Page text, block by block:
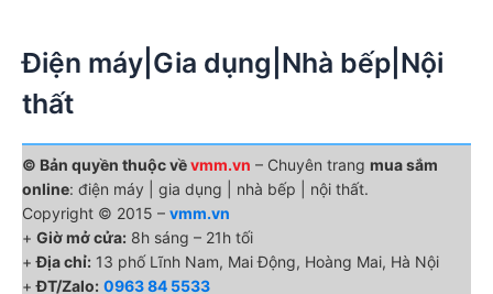
Điện máy|Gia dụng|Nhà bếp|Nội
thất
© Bản quyền thuộc vềvmm.vn – Chuyên trang mua sắm
online: điện máy | gia dụng | nhà bếp | nội thất.
Copyright © 2015 – vmm.vn
+ Giờ mở cửa: 8h sáng – 21h tối
+Địa chỉ: 13 phố Lĩnh Nam, Mai Động, Hoàng Mai, Hà Nội
+ĐT/Zalo: 0963 84 5533